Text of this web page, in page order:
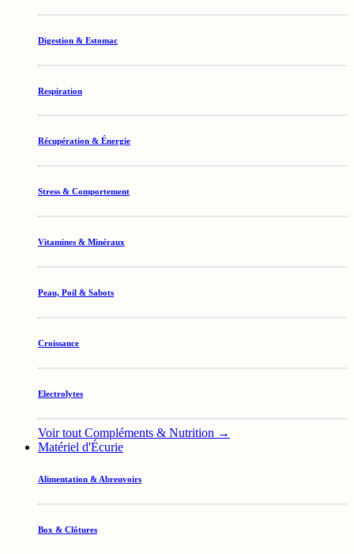
Digestion & Estomac
Respiration
Récupération & Énergie
Stress & Comportement
Vitamines & Minéraux
Peau, Poil & Sabots
Croissance
Electrolytes
Voir tout Compléments & Nutrition →
Matériel d'Écurie
Alimentation & Abreuvoirs
Box & Clôtures